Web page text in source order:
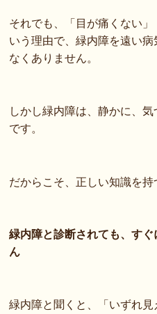
それでも、「目が痛くない
いう理由で、緑内障を遠い
なくありません。
しかし緑内障は、静かに、
です。
だからこそ、正しい知識を持
緑内障と診断されても、す
ん
緑内障と聞くと、「いずれ